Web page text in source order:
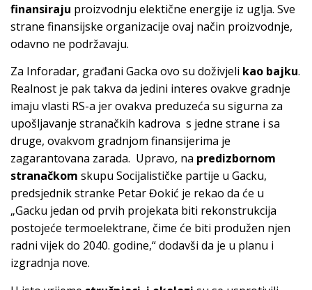
finansiraju proizvodnju elektične energije iz uglja. Sve
strane finansijske organizacije ovaj način proizvodnje,
odavno ne podržavaju.
Za Inforadar, građani Gacka ovo su doživjeli kao bajku.
Realnost je pak takva da jedini interes ovakve gradnje
imaju vlasti RS-a jer ovakva preduzeća su sigurna za
upošljavanje stranačkih kadrova s jedne strane i sa
druge, ovakvom gradnjom finansijerima je
zagarantovana zarada. Upravo, na predizbornom
stranačkom skupu Socijalističke partije u Gacku,
predsjednik stranke Petar Đokić je rekao da će u
„Gacku jedan od prvih projekata biti rekonstrukcija
postojeće termoelektrane, čime će biti produžen njen
radni vijek do 2040. godine,“ dodavši da je u planu i
izgradnja nove.